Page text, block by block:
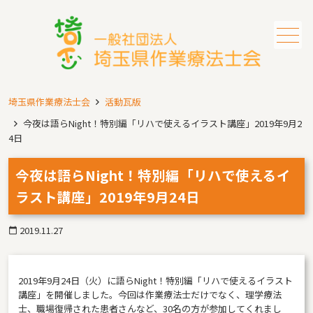
埼玉県作業療法士会
活動瓦版
今夜は語らNight！特別編「リハで使えるイラスト講座」2019年9月2
4日
今夜は語らNight！特別編「リハで使えるイ
ラスト講座」2019年9月24日
calendar_today 2019.11.27
2019年9月24日（火）に語らNight！特別編「リハで使えるイラスト
講座」を開催しました。今回は作業療法士だけでなく、理学療法
士、職場復帰された患者さんなど、30名の方が参加してくれまし